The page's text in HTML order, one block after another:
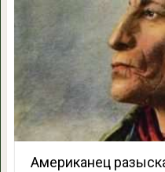
Американец